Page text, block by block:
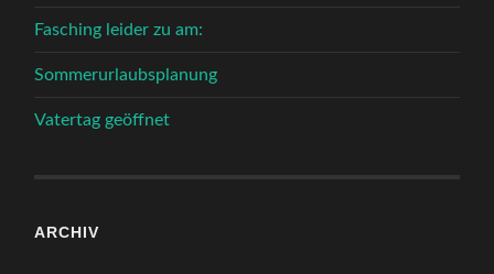
Fasching leider zu am:
Sommerurlaubsplanung
Vatertag geöffnet
ARCHIV